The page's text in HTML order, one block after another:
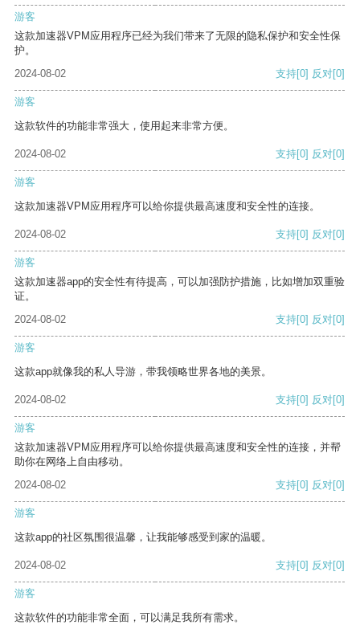
游客
这款加速器VPM应用程序已经为我们带来了无限的隐私保护和安全性保
护。
2024-08-02
支持[0] 反对[0]
游客
这款软件的功能非常强大，使用起来非常方便。
2024-08-02 支持[0] 反对[0]
游客
这款加速器VPM应用程序可以给你提供最高速度和安全性的连接。
2024-08-02 支持[0] 反对[0]
游客
这款加速器app的安全性有待提高，可以加强防护措施，比如增加双重验
证。
2024-08-02
支持[0] 反对[0]
游客
这款app就像我的私人导游，带我领略世界各地的美景。
2024-08-02 支持[0] 反对[0]
游客
这款加速器VPM应用程序可以给你提供最高速度和安全性的连接，并帮
助你在网络上自由移动。
2024-08-02
支持[0] 反对[0]
游客
这款app的社区氛围很温馨，让我能够感受到家的温暖。
2024-08-02 支持[0] 反对[0]
游客
这款软件的功能非常全面，可以满足我所有需求。